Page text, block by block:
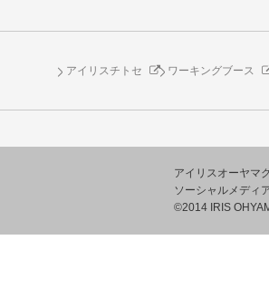
アイリスチトセ ワーキングブース
アイリスオーヤマ
ソーシャルメディ
©2014 IRIS